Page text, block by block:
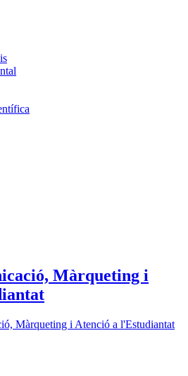
Màrqueting i
Màrqueting i Atenció a l'Estudiantat